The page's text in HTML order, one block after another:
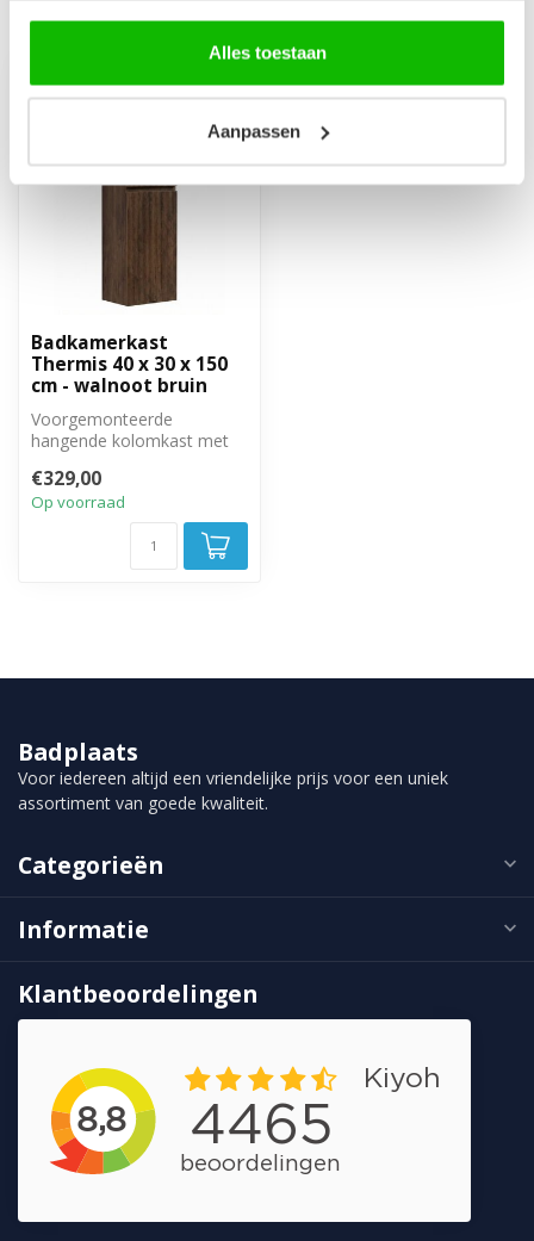
Alles toestaan
Aanpassen
Recent bekeken
Badkamerkast
Thermis 40 x 30 x 150
cm - walnoot bruin
Voorgemonteerde
hangende kolomkast met
deuren.
€329,00
Op voorraad
Badplaats
Voor iedereen altijd een vriendelijke prijs voor een uniek
assortiment van goede kwaliteit.
Categorieën
Informatie
Klantbeoordelingen